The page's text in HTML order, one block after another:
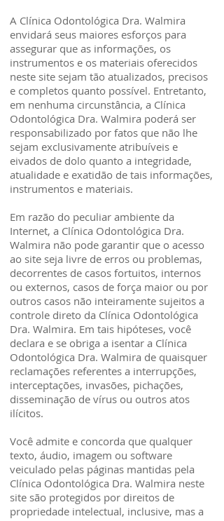
A Clínica Odontológica Dra. Walmira
envidará seus maiores esforços para
assegurar que as informações, os
instrumentos e os materiais oferecidos
neste site sejam tão atualizados, precisos
e completos quanto possível. Entretanto,
em nenhuma circunstância, a Clínica
Odontológica Dra. Walmira poderá ser
responsabilizado por fatos que não lhe
sejam exclusivamente atribuíveis e
eivados de dolo quanto a integridade,
atualidade e exatidão de tais informações,
instrumentos e materiais.
Em razão do peculiar ambiente da
Internet, a Clínica Odontológica Dra.
Walmira não pode garantir que o acesso
ao site seja livre de erros ou problemas,
decorrentes de casos fortuitos, internos
ou externos, casos de força maior ou por
outros casos não inteiramente sujeitos a
controle direto da Clínica Odontológica
Dra. Walmira. Em tais hipóteses, você
declara e se obriga a isentar a Clínica
Odontológica Dra. Walmira de quaisquer
reclamações referentes a interrupções,
interceptações, invasões, pichações,
disseminação de vírus ou outros atos
ilícitos.
Você admite e concorda que qualquer
texto, áudio, imagem ou software
veiculado pelas páginas mantidas pela
Clínica Odontológica Dra. Walmira neste
site são protegidos por direitos de
propriedade intelectual, inclusive, mas a